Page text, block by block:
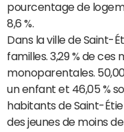
pourcentage de
8,6 %.
Dans la ville de Saint-
familles. 3,29 % de
monoparentales.
un enfant et 46,05 %
habitants de Saint-
des jeunes de moins